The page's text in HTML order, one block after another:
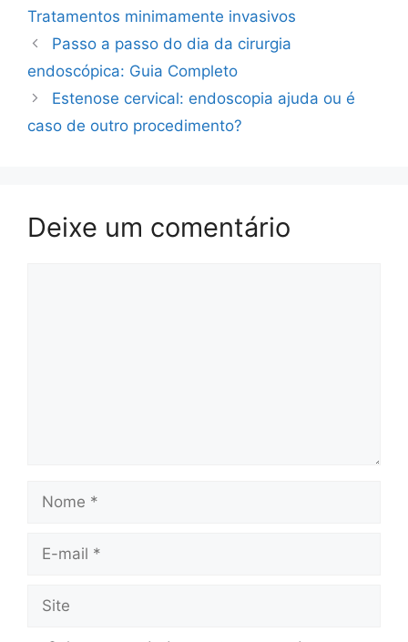
Tratamentos minimamente invasivos
Passo a passo do dia da cirurgia
endoscópica: Guia Completo
Estenose cervical: endoscopia ajuda ou é
caso de outro procedimento?
Deixe um comentário